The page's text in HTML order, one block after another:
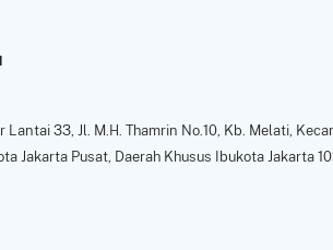
Lantai 33, Jl. M.H. Thamrin No.10, Kb. Melati,
Jakarta Pusat, Daerah Khusus Ibukota Jakarta